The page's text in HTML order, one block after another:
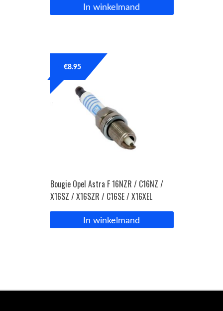
In winkelmand
Bougie Opel Astra F 16NZR / C16NZ /
X16SZ / X16SZR / C16SE / X16XEL
€8.95
In winkelmand